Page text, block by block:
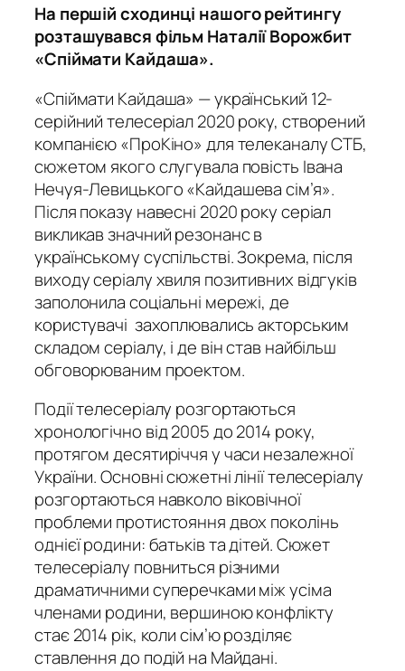
На першій сходинці нашого рейтингу
розташувався фільм Наталії Ворожбит
«Спіймати Кайдаша».
«Спіймати Кайдаша» — український 12-
серійний телесеріал 2020 року, створений
компанією «ПроКіно» для телеканалу СТБ,
сюжетом якого слугувала повість Івана
Нечуя-Левицького «Кайдашева сім’я».
Після показу навесні 2020 року серіал
викликав значний резонанс в
українському суспільстві. Зокрема, після
виходу серіалу хвиля позитивних відгуків
заполонила соціальні мережі, де
користувачі захоплювались акторським
складом серіалу, і де він став найбільш
обговорюваним проектом.
Події телесеріалу розгортаються
хронологічно від 2005 до 2014 року,
протягом десятиріччя у часи незалежної
України. Основні сюжетні лінії телесеріалу
розгортаються навколо віковічної
проблеми протистояння двох поколінь
однієї родини: батьків та дітей. Сюжет
телесеріалу повниться різними
драматичними суперечками між усіма
членами родини, вершиною конфлікту
стає 2014 рік, коли сім’ю розділяє
ставлення до подій на Майдані.